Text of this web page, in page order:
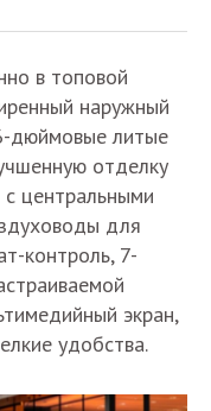
в топовой
наружный
дюймовые литые
отделку
центральными
для
контроль, 7-
экран,
удобства.